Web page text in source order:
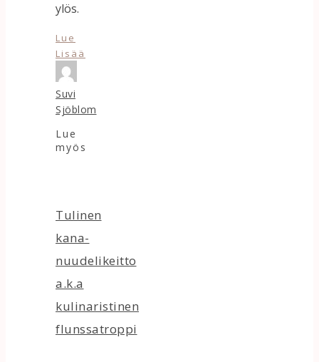
ylös.
Lue
Lisää
Suvi
Sjöblom
Lue
myös
Tulinen
kana-
nuudelikeitto
a.k.a
kulinaristinen
flunssatroppi